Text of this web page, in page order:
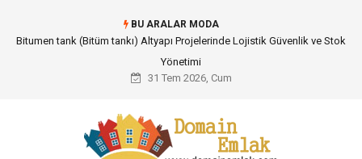
BU ARALAR MODA
Güvenilir Chip Satışı: Kesintisiz Poker Deneyimi İçin Profesyonel Destek
31 Tem 2026, Cum